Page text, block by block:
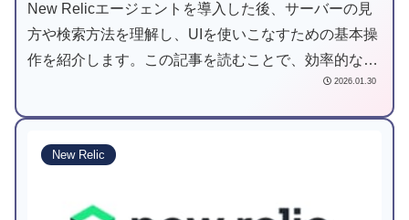
New Relicエージェントを導入した後、サーバーの見
方や検索方法を理解し、UIを使いこなすための基本操
作を紹介します。この記事を読むことで、効率的な監
2026.01.30
New Relic